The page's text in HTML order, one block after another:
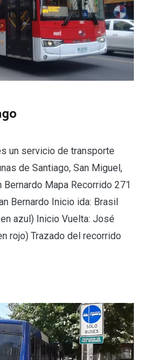
un servicio de transporte
de Santiago, San Miguel,
Bernardo Mapa Recorrido 271
Bernardo Inicio ida: Brasil
azul) Inicio Vuelta: José
rojo) Trazado del recorrido